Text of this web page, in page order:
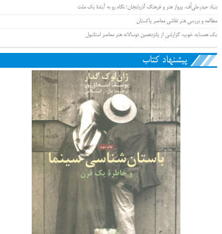
بنیاد حیدرعلی‌اُف، پرواز هنر و فرهنگ آذربایجان؛ نگاه رو به آیندۀ یک ملت
مطالعه و بررسی هنر نقاشی معاصر پاکستان
یک همسایه خوب، گزارشی از پانزدهمین دوسالانه هنر معاصر استانبول
پیشنهاد کتاب